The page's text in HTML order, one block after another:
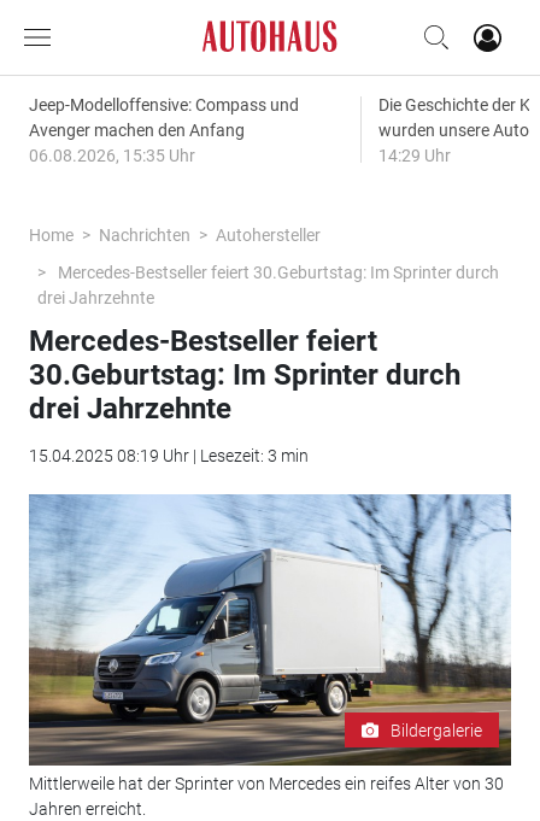
Jeep-Modelloffensive: Compass und
Avenger machen den Anfang
06.08.2026, 15:35 Uhr
Die Geschichte der
wurden unsere
14:29 Uhr
Home Nachrichten
Autohersteller
Mercedes-Bestseller feiert 30.Geburtstag: Im Sprinter durch
drei Jahrzehnte
Mercedes-Bestseller feiert
30.Geburtstag: Im Sprinter durch
drei Jahrzehnte
15.04.2025 08:19 Uhr | Lesezeit: 3 min
Bildergalerie
Mittlerweile hat der Sprinter von Mercedes ein reifes Alter von 30
Jahren erreicht.